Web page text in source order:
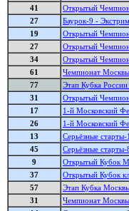
41
Открытый
27
Баурок-9 -
19
Открытый
27
Открытый
34
Открытый
61
Чемпионат
77
Этап Кубка
31
Открытый
17
1-й Московский
26
1-й Московский
13
Серьёзные
45
Серьёзные
9
Открытый Кубок
37
Открытый Кубок
57
Этап Кубка
31
Чемпионат